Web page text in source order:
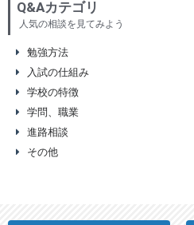
Q&Aカテゴリ
人気の相談を見てみよう
勉強方法
入試の仕組み
学校の特徴
学問、職業
進路相談
その他